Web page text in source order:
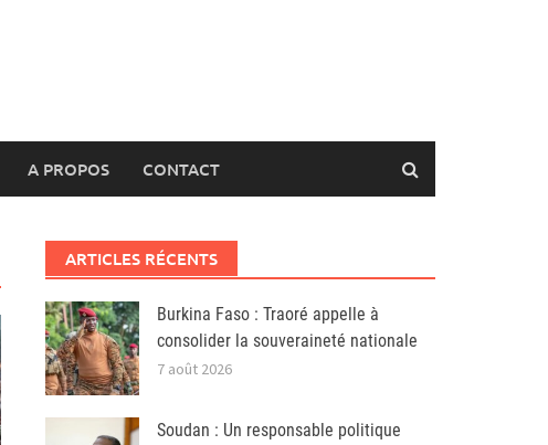
A PROPOS CONTACT
ARTICLES RÉCENTS
Burkina Faso : Traoré appelle à
consolider la souveraineté nationale
7 août 2026
Soudan : Un responsable politique